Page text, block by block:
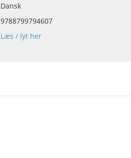
Dansk
9788799794607
Læs / lyt her